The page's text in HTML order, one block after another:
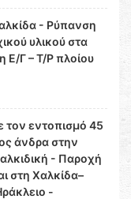
- Ρύπανση
υλικού στα
Ε/Γ – Τ/Ρ πλοίου
τον εντοπισμό 45
άνδρα στην
- Παροχή
στη Χαλκίδα–
-